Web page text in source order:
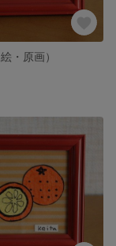
・原画）